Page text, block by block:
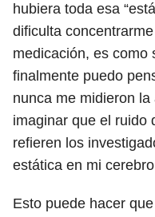
hubiera toda esa
dificulta
medicación, es como
finalmente puedo
nunca me midieron
imaginar que el ruido
refieren los
estática en mi
Esto puede hacer